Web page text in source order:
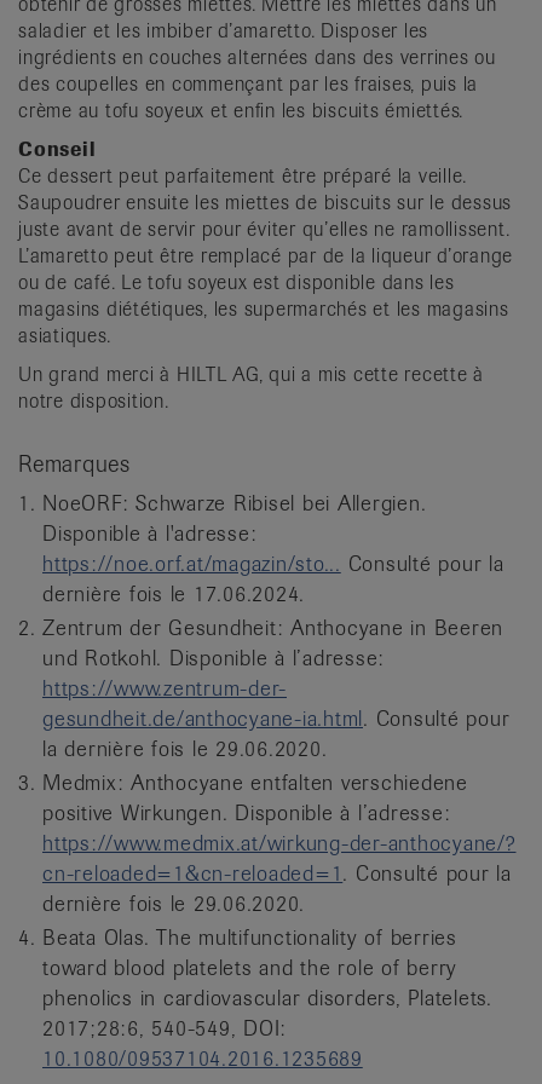
saladier et les imbiber d’amaretto. Disposer les
ingrédients en couches alternées dans des verrines ou
des coupelles en commençant par les fraises, puis la
crème au tofu soyeux et enfin les biscuits émiettés.
Conseil
Ce dessert peut parfaitement être préparé la veille.
Saupoudrer ensuite les miettes de biscuits sur le dessus
juste avant de servir pour éviter qu’elles ne ramollissent.
L’amaretto peut être remplacé par de la liqueur d’orange
ou de café. Le tofu soyeux est disponible dans les
magasins diététiques, les supermarchés et les magasins
asiatiques.
Un grand merci à HILTL AG, qui a mis cette recette à
notre disposition.
Remarques
NoeORF: Schwarze Ribisel bei Allergien.
Disponible à l'adresse:
https://noe.orf.at/magazin/sto... Consulté pour la
dernière fois le 17.06.2024.
Zentrum der Gesundheit: Anthocyane in Beeren
und Rotkohl. Disponible à l’adresse:
https://www.zentrum-der-
gesundheit.de/anthocyane-ia.html. Consulté pour
la dernière fois le 29.06.2020.
Medmix: Anthocyane entfalten verschiedene
positive Wirkungen. Disponible à l’adresse:
https://www.medmix.at/wirkung-der-anthocyane/?
cn-reloaded=1&cn-reloaded=1. Consulté pour la
dernière fois le 29.06.2020.
Beata Olas. The multifunctionality of berries
toward blood platelets and the role of berry
phenolics in cardiovascular disorders, Platelets.
2017;28:6, 540-549, DOI:
10.1080/09537104.2016.1235689